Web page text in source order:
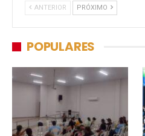
ANTERIOR PRÓXIMO
POPULARES